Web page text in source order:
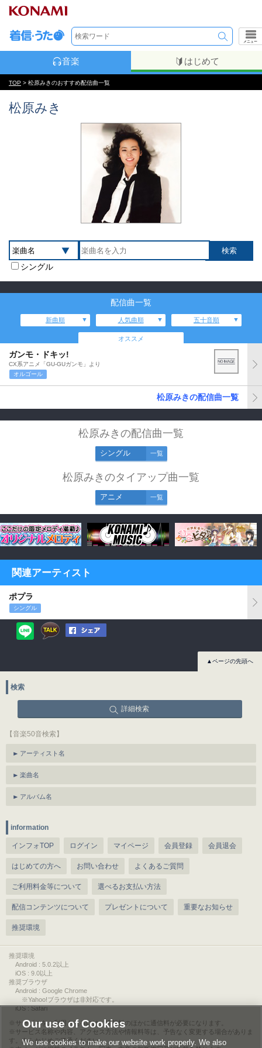
メニュー
音楽 はじめて
TOP > 松原みきのおすすめ配信曲一覧
松原みき
シングル
配信曲一覧
新曲順 人気曲順 五十音順
オススメ
ガンモ・ドキッ!
CX系アニメ「GU-GUガンモ」より
オルゴール
松原みきの配信曲一覧
松原みきの配信曲一覧
シングル 一覧
松原みきのタイアップ曲一覧
アニメ 一覧
関連アーティスト
ポプラ
シングル
▲ページの先頭へ
検索
詳細検索
【音楽50音検索】
アーティスト名
楽曲名
アルバム名
information
インフォTOP ログイン マイページ 会員登録 会員退会
はじめての方へ お問い合わせ よくあるご質問
ご利用料金等について 選べるお支払い方法
配信コンテンツについて プレゼントについて 重要なお知らせ
推奨環境
推奨環境
Android : 5.0.2以上
iOS : 9.0以上
推奨ブラウザ
Android : Google Chrome
※Yahoo!ブラウザは非対応です。
iOS : Safari
サービスをご利用されるには、情報料のほかに通信料が必要になります。
サービス名称や内容、アクセス方法や情報料等は、予告なく変更する場合がありま
す。あらかじめご了承ください。
Our use of Cookies
We use cookies to make our website work properly. We also